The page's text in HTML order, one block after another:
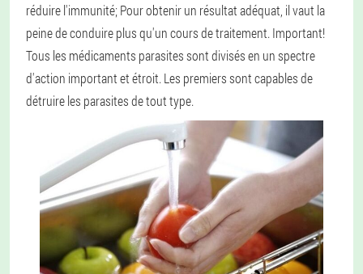
réduire l'immunité;Pour obtenir un résultat adéquat, il vaut la
peine de conduire plus qu'un cours de traitement. Important!
Tous les médicaments parasites sont divisés en un spectre
d'action important et étroit. Les premiers sont capables de
détruire les parasites de tout type.